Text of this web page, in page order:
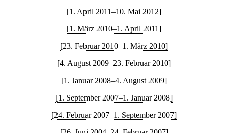
[1. April 2011–10. Mai 2012]
[1. März 2010–1. April 2011]
[23. Februar 2010–1. März 2010]
[4. August 2009–23. Februar 2010]
[1. Januar 2008–4. August 2009]
[1. September 2007–1. Januar 2008]
[24. Februar 2007–1. September 2007]